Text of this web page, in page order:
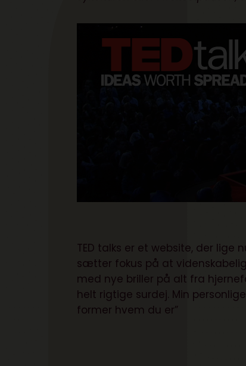
TED talks er et website, der lige
sætter fokus på at
med nye briller på alt fra
helt rigtige surdej. Min
former hvem du er”